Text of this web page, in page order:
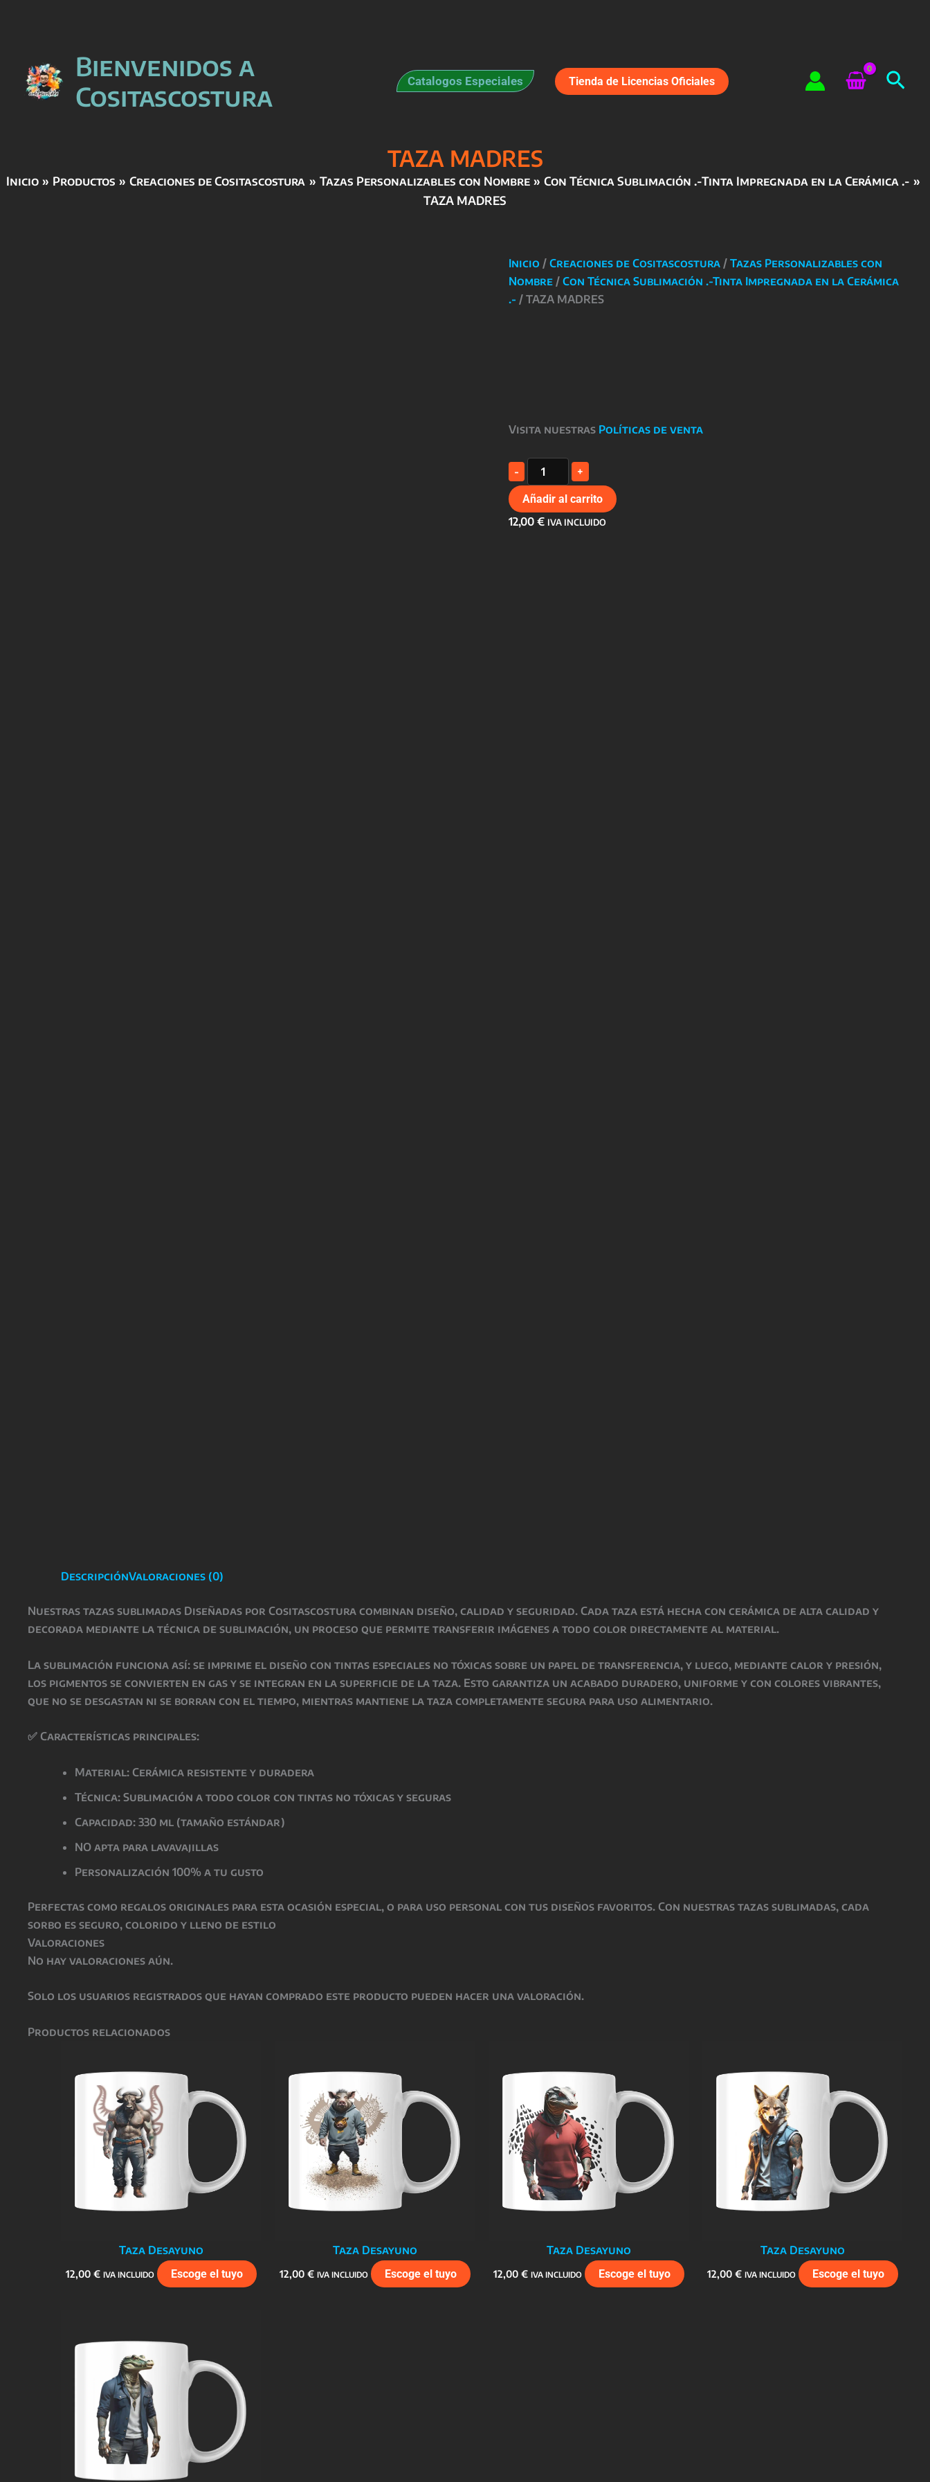
contenido
Bienvenidos a
Cositascostura
Catalogos Especiales Tienda de Licencias Oficiales
TAZA MADRES
Inicio Productos Creaciones de Cositascostura Tazas Personalizables con Nombre
Con Técnica Sublimación .-Tinta Impregnada en la Cerámica .-
TAZA MADRES
Inicio /Creaciones de Cositascostura /Tazas Personalizables con
Nombre /Con Técnica Sublimación .-Tinta Impregnada en la Cerámica
.- / TAZA MADRES
Visita nuestras Políticas de venta
-
TAZA
MADRES
cantidad
+
Añadir al carrito
12,00€ IVA INCLUIDO
DescripciónValoraciones (0)
Nuestras tazas sublimadas Diseñadas por Cositascostura combinan diseño, calidad y seguridad. Cada taza está hecha con cerámica de alta calidad y
decorada mediante la técnica de sublimación, un proceso que permite transferir imágenes a todo color directamente al material.
La sublimación funciona así: se imprime el diseño con tintas especiales no tóxicas sobre un papel de transferencia, y luego, mediante calor y presión,
los pigmentos se convierten en gas y se integran en la superficie de la taza. Esto garantiza un acabado duradero, uniforme y con colores vibrantes,
que no se desgastan ni se borran con el tiempo, mientras mantiene la taza completamente segura para uso alimentario.
✅ Características principales:
Material: Cerámica resistente y duradera
Técnica: Sublimación a todo color con tintas no tóxicas y seguras
Capacidad: 330 ml (tamaño estándar)
NO apta para lavavajillas
Personalización 100% a tu gusto
Perfectas como regalos originales para esta ocasión especial, o para uso personal con tus diseños favoritos. Con nuestras tazas sublimadas, cada
sorbo es seguro, colorido y lleno de estilo
Valoraciones
No hay valoraciones aún.
Solo los usuarios registrados que hayan comprado este producto pueden hacer una valoración.
Productos relacionados
Taza Desayuno
12,00 € IVA INCLUIDO Escoge el tuyo
Taza Desayuno
12,00 € IVA INCLUIDO Escoge el tuyo
Taza Desayuno
12,00 € IVA INCLUIDO Escoge el tuyo
Taza Desayuno
12,00 € IVA INCLUIDO Escoge el tuyo